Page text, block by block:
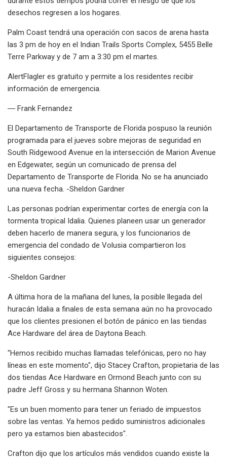
desechos regresen a los hogares.
Palm Coast tendrá una operación con sacos de arena hasta
las 3 pm de hoy en el Indian Trails Sports Complex, 5455 Belle
Terre Parkway y de 7 am a 3:30 pm el martes.
AlertFlagler es gratuito y permite a los residentes recibir
información de emergencia.
― Frank Fernandez
El Departamento de Transporte de Florida pospuso la reunión
programada para el jueves sobre mejoras de seguridad en
South Ridgewood Avenue en la intersección de Marion Avenue
en Edgewater, según un comunicado de prensa del
Departamento de Transporte de Florida. No se ha anunciado
una nueva fecha. -Sheldon Gardner
Las personas podrían experimentar cortes de energía con la
tormenta tropical Idalia. Quienes planeen usar un generador
deben hacerlo de manera segura, y los funcionarios de
emergencia del condado de Volusia compartieron los
siguientes consejos:
-Sheldon Gardner
A última hora de la mañana del lunes, la posible llegada del
huracán Idalia a finales de esta semana aún no ha provocado
que los clientes presionen el botón de pánico en las tiendas
Ace Hardware del área de Daytona Beach.
"Hemos recibido muchas llamadas telefónicas, pero no hay
líneas en este momento", dijo Stacey Crafton, propietaria de las
dos tiendas Ace Hardware en Ormond Beach junto con su
padre Jeff Gross y su hermana Shannon Woten.
"Es un buen momento para tener un feriado de impuestos
sobre las ventas. Ya hemos pedido suministros adicionales
pero ya estamos bien abastecidos".
Crafton dijo que los artículos más vendidos cuando existe la